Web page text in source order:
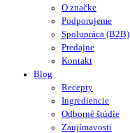
O značke
Podporujeme
Spolupráca (B2B)
Predajne
Kontakt
Blog
Recepty
Ingrediencie
Odborné štúdie
Zaujímavosti